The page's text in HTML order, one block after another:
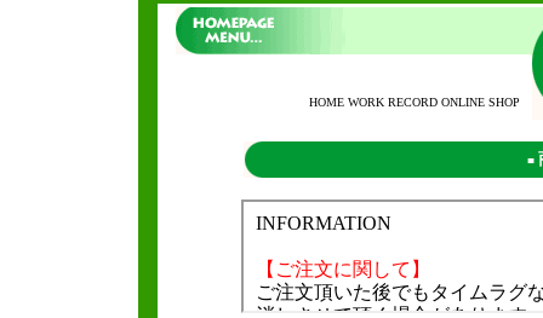
HOME WORK RECORD ONLINE SHOP
■